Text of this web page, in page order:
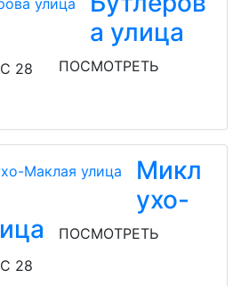
а улица
28
ПОСМОТРЕТЬ
Микл
ухо-
28
ПОСМОТРЕТЬ